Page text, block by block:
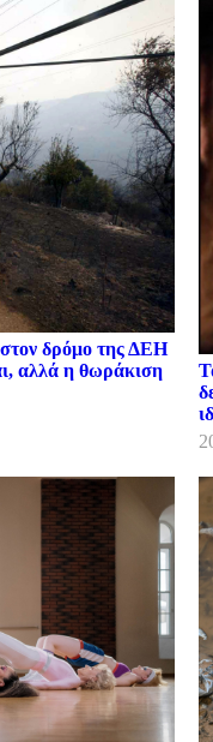
δρόμο της ΔΕΗ
αλλά η θωράκιση